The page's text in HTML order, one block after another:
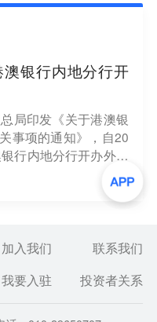
银行内地分行开
局印发《关于港澳银
事项的通知》，自20
行内地分行开办外币
民以外客户的人民币
分行开办借记卡业务
加入我们
联系我们
要入驻 投资者关系